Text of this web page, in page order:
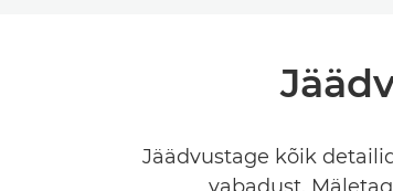
Jäädvustage kõik